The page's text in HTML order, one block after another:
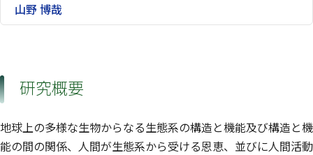
山野 博哉
研究概要
地球上の多様な生物からなる生態系の構造と機能及び構造と機
能の間の関係、人間が生態系から受ける恩恵、並びに人間活動